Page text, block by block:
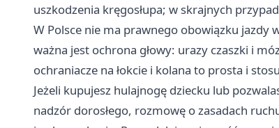
uszkodzenia kręgosłupa; w skrajnych
W Polsce nie ma prawnego obowiązku jazdy
ważna jest ochrona głowy: urazy czaszki i
ochraniacze na łokcie i kolana to prosta i
Jeżeli kupujesz hulajnogę dziecku lub
nadzór dorosłego, rozmowę o zasadach